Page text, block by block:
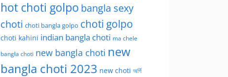
hot choti golpo bangla sexy
choti choti bangla golpo choti golpo
choti kahini indian bangla choti ma chele
bangla choti new bangla choti new
bangla choti 2023 new choti অর্গি